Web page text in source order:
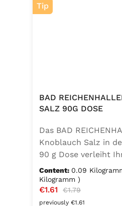
Tip
BAD
SALZ 90G DOSE
Das BAD
Knoblauch Salz in
90 g Dose verleiht
einen vollmundigen,
ohne
% vegan und
Content: 0.09
Kilogramm )
Sale price:
€1.61 Regular price:
€1.79
previously €1.61